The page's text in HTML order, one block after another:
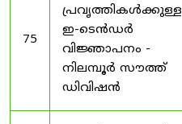
75
പ്രവൃത്തികൾക്കുള്ള
ഇ-ടെൻഡർ
വിജ്ഞാപനം -
നിലമ്പൂർ സൗത്ത്
ഡിവിഷൻ